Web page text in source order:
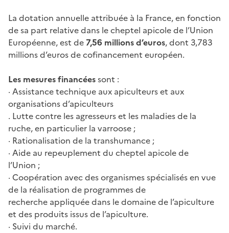
La dotation annuelle attribuée à la France, en fonction
de sa part relative dans le cheptel apicole de l’Union
Européenne, est de 7,56 millions d’euros, dont 3,783
millions d’euros de cofinancement européen.
Les mesures financéessont :
· Assistance technique aux apiculteurs et aux
organisations d’apiculteurs
. Lutte contre les agresseurs et les maladies de la
ruche, en particulier la varroose ;
· Rationalisation de la transhumance ;
· Aide au repeuplement du cheptel apicole de
l’Union ;
· Coopération avec des organismes spécialisés en vue
de la réalisation de programmes de
recherche appliquée dans le domaine de l’apiculture
et des produits issus de l’apiculture.
· Suivi du marché.